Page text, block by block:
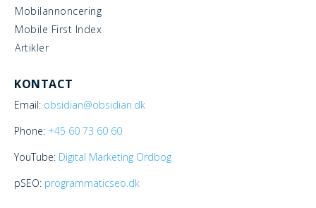
Mobilannoncering
Mobile First Index
Artikler
KONTACT
Email: obsidian@obsidian.dk
Phone: +45 60 73 60 60
YouTube: Digital Marketing Ordbog
pSEO: programmaticseo.dk